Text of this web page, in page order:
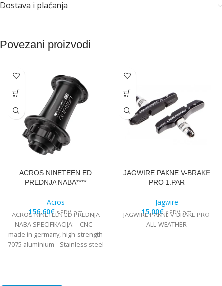
Dostava i plaćanja
Povezani proizvodi
ACROS NINETEEN ED
PREDNJA NABA****
Acros
156,60€ s PDV-om
ACROS NINETEEN ED PREDNJA
NABA SPECIFIKACIJA: – CNC –
made in germany, high-strength
7075 aluminium – Stainless steel
JAGWIRE PAKNE V-BRAKE
PRO 1.PAR
Jagwire
15,00€ s PDV-om
JAGWIRE PAKNE V-BRAKE PRO
ALL-WEATHER